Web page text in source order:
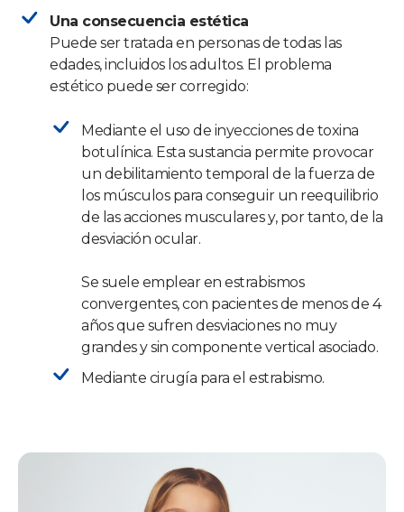
Una consecuencia estética
Puede ser tratada en personas de todas las
edades, incluidos los adultos. El problema
estético puede ser corregido:
Mediante el uso de inyecciones de toxina
botulínica. Esta sustancia permite provocar
un debilitamiento temporal de la fuerza de
los músculos para conseguir un reequilibrio
de las acciones musculares y, por tanto, de la
desviación ocular.
Se suele emplear en estrabismos
convergentes, con pacientes de menos de 4
años que sufren desviaciones no muy
grandes y sin componente vertical asociado.
Mediante cirugía para el estrabismo.